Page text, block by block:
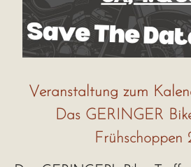
Veranstaltung zum
Das GERINGER
Frühschoppen